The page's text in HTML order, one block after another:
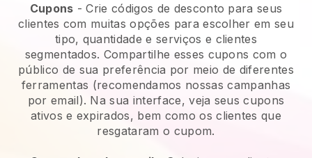
Cupons - Crie códigos de desconto para seus
clientes com muitas opções para escolher em seu
tipo, quantidade e serviços e clientes
segmentados. Compartilhe esses cupons com o
público de sua preferência por meio de diferentes
ferramentas (recomendamos nossas campanhas
por email). Na sua interface, veja seus cupons
ativos e expirados, bem como os clientes que
resgataram o cupom.